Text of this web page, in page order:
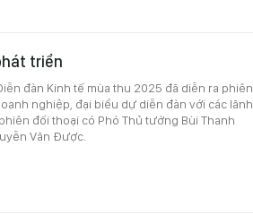
triển
đàn Kinh tế mùa thu 2025 đã diễn ra phiên
nghiệp, đại biểu dự diễn đàn với các lãnh
đối thoại có Phó Thủ tướng Bùi Thanh
Văn Được.